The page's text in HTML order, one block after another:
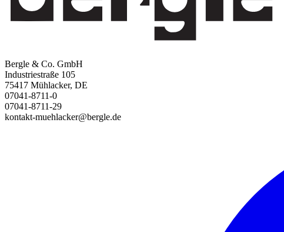
Bergle & Co. GmbH
Industriestraße 105
75417 Mühlacker, DE
07041-8711-0
07041-8711-29
kontakt-muehlacker@bergle.de